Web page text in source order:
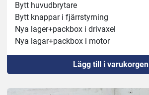
Bytt huvudbrytare
Bytt knappar i fjärrstyrning
Nya lager+packbox i drivaxel
Nya lagar+packbox i motor
Testkörd
Lägg till i varukorgen